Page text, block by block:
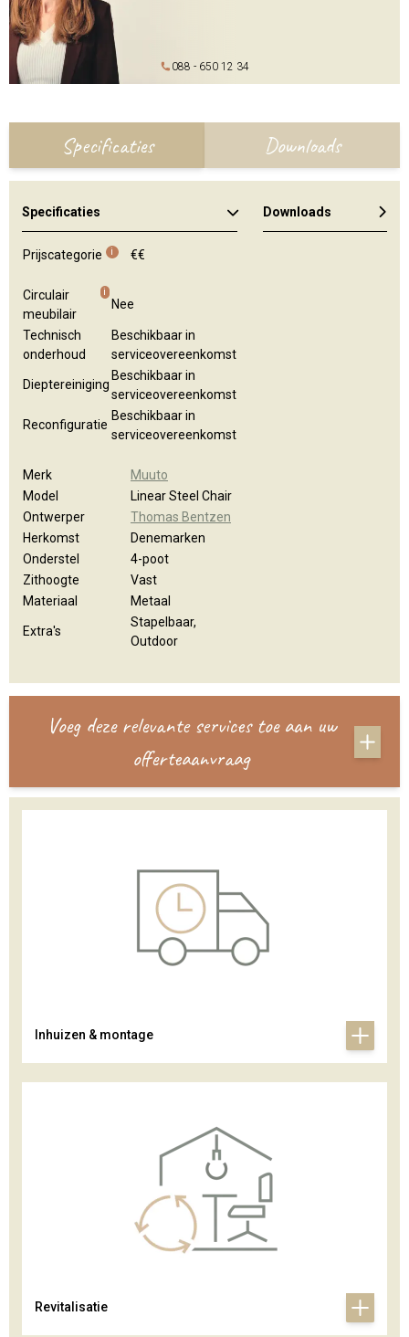
088 - 650 12 34
Specificaties Downloads
Specificaties
Prijscategorie i €€
Circulair
meubilair
i
Nee
Technisch
onderhoud
Beschikbaar in
serviceovereenkomst
Dieptereiniging
Beschikbaar in
serviceovereenkomst
Reconfiguratie
Beschikbaar in
serviceovereenkomst
Merk
Muuto
Model
Linear Steel Chair
Ontwerper
Thomas Bentzen
Herkomst
Denemarken
Onderstel
4-poot
Zithoogte
Vast
Materiaal
Metaal
Extra's
Stapelbaar,
Outdoor
Downloads
Voeg deze relevante services toe aan uw
offerteaanvraag
Inhuizen & montage
Revitalisatie